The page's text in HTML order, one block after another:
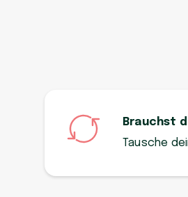
Brauchst
Tausche